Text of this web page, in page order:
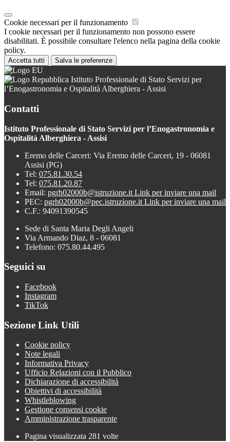
Cookie necessari per il funzionamento
I cookie necessari per il funzionamento non possono essere
disabilitati. È possibile consultare l'elenco nella pagina della cookie
policy.
Accetta tutti Salva le preferenze
Istituto Professionale di Stato Servizi per
l’Enogastronomia e Ospitalità Alberghiera - Assisi
Contatti
Istituto Professionale di Stato Servizi per l’Enogastronomia e
Ospitalità Alberghiera - Assisi
Eremo delle Carceri: Via Eremo delle Carceri, 19 - 06081
Assisi (PG)
Tel: 075.81.30.54
Tel: 075.81.20.87
Email: pgrh02000b@istruzione.it Link per inviare una mail
PEC: pgrh02000b@pec.istruzione.it Link per inviare una mail
C.F.: 94091390545
Sede di Santa Maria Degli Angeli
Via Armando Diaz, 8 - 06081
Telefono: 075.80.44.495
Seguici su
Facebook
Instagram
TikTok
Sezione Link Utili
Cookie policy
Note legali
Informativa Privacy
Ufficio Relazioni con il Pubblico
Dichiarazione di accessibilità
Obiettivi di accessibilità
Whistleblowing
Gestione consensi cookie
Amministrazione trasparente
Pagina visualizzata 281 volte